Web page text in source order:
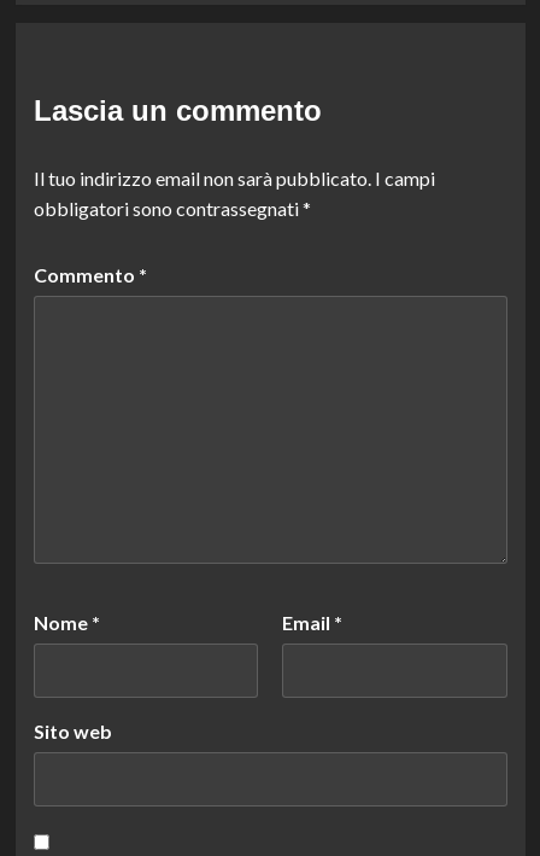
Lascia un commento
Il tuo indirizzo email non sarà pubblicato. I campi
obbligatori sono contrassegnati*
Commento *
Nome * Email *
Sito web